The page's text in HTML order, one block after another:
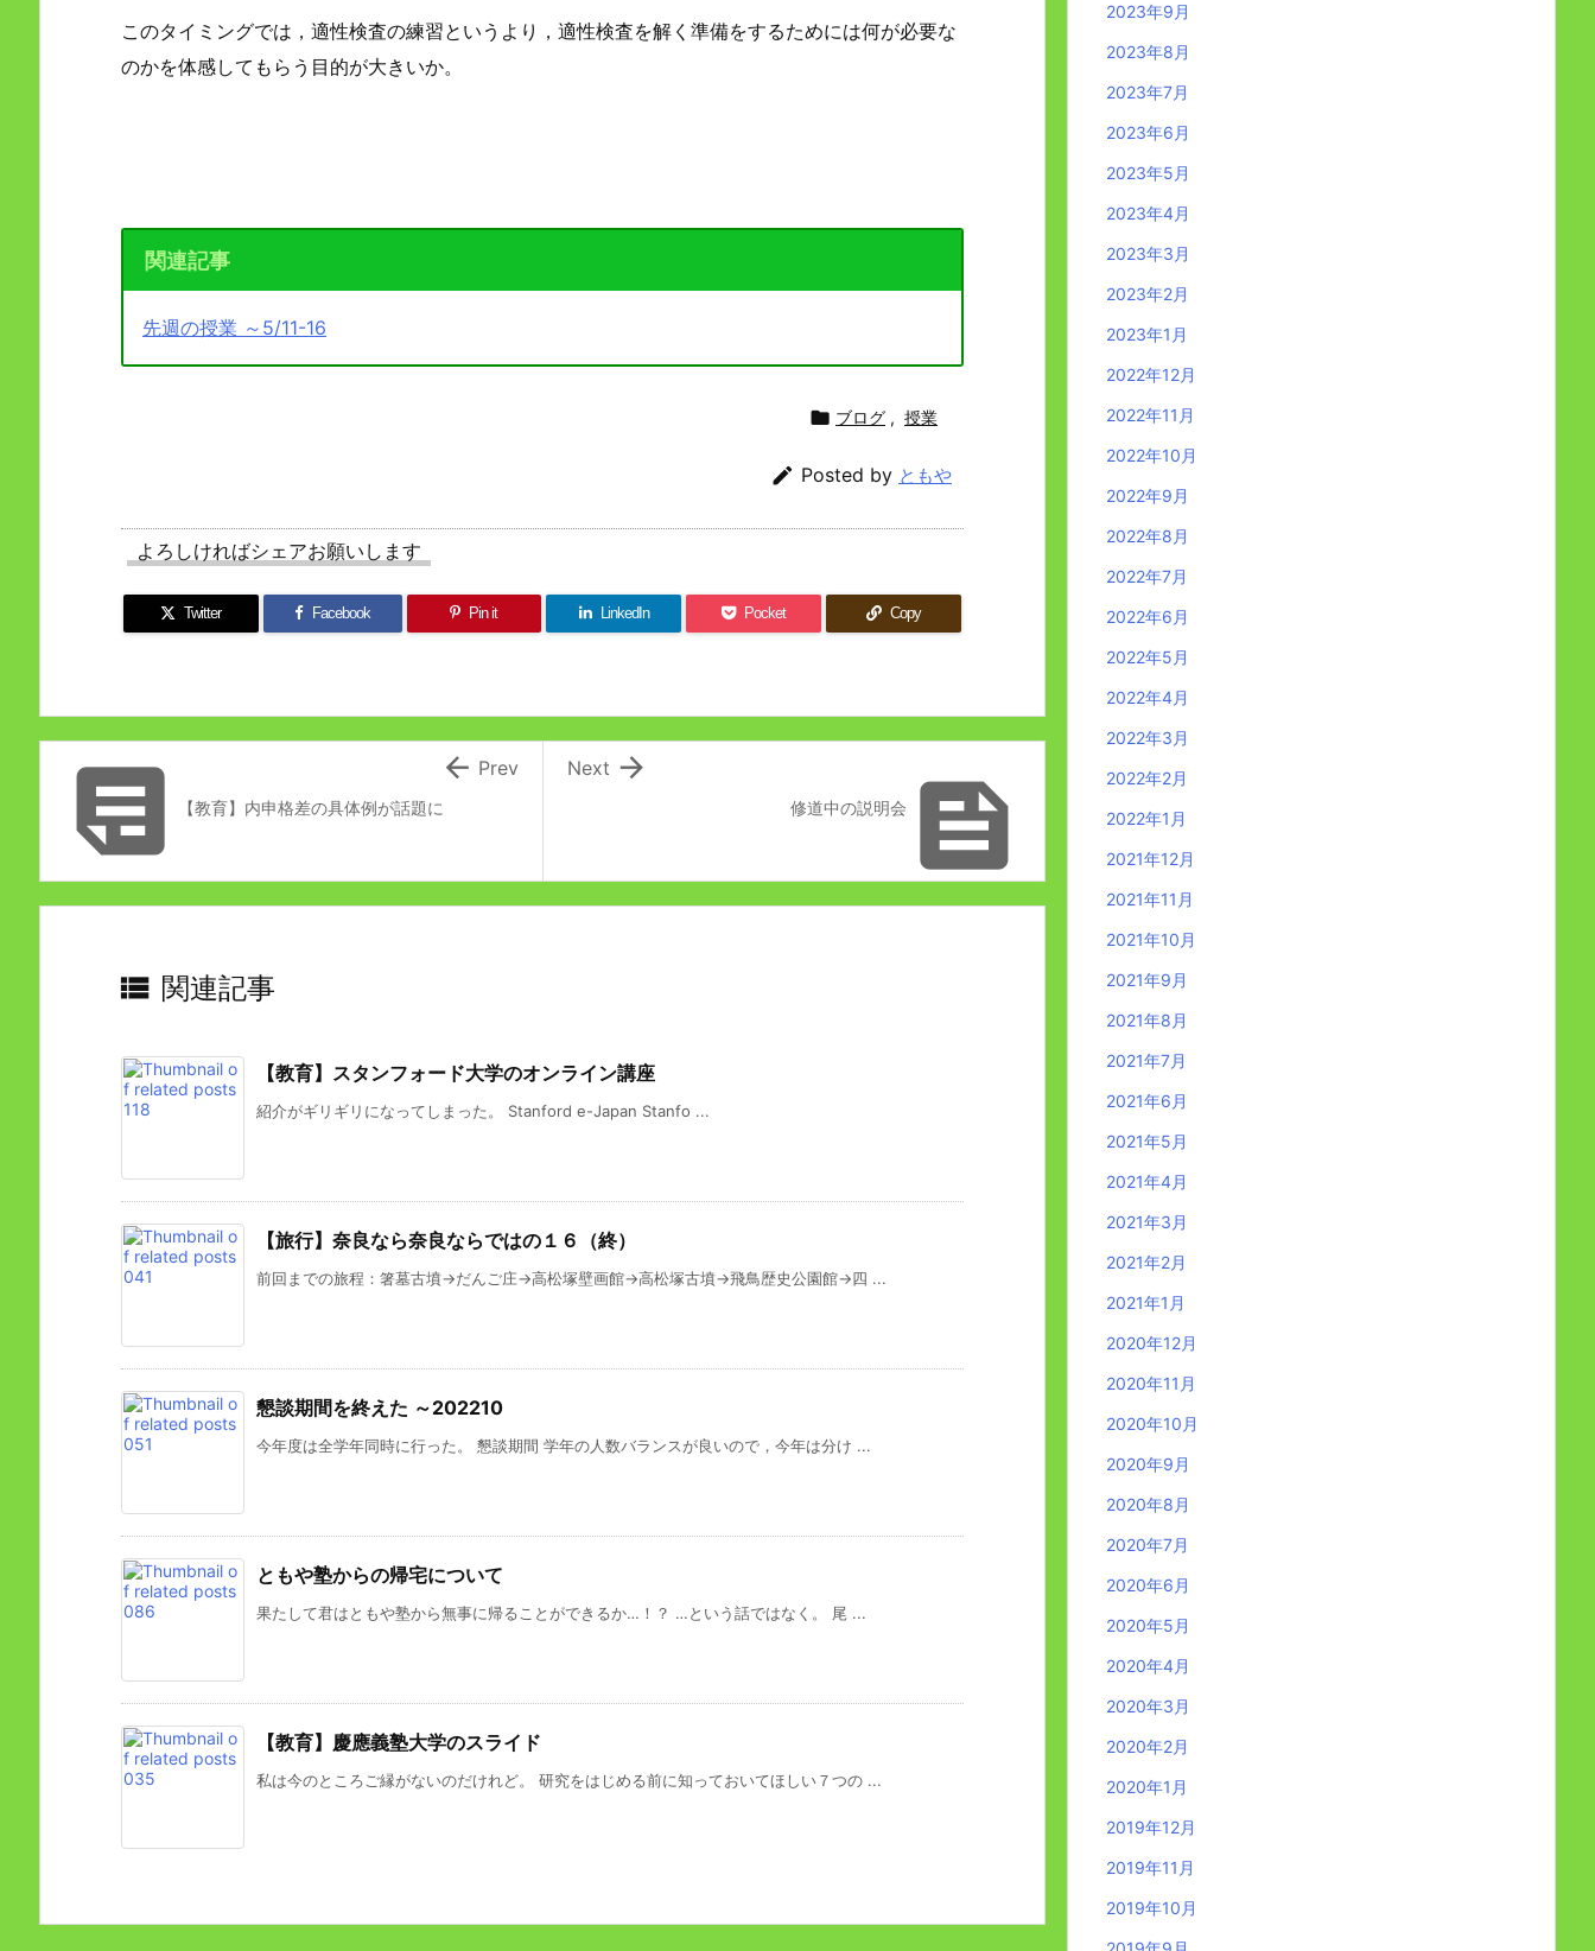
このタイミングでは，適性検査の練習というより，適性検査を解く準備をするためには何が必要な
のかを体感してもらう目的が大きいか。
関連記事
先週の授業 ～5/11-16
 ブログ , 授業
 Posted by ともや
よろしければシェアお願いします
Twitter Facebook Pin it LinkedIn Pocket Copy

修道中の説明会

Next
 【教育】内申格差の具体例が話題に
 Prev
 関連記事
【教育】スタンフォード大学のオンライン講座
紹介がギリギリになってしまった。 Stanford e-Japan Stanfo ...
【旅行】奈良なら奈良ならではの１６（終）
前回までの旅程：箸墓古墳→だんご庄→高松塚壁画館→高松塚古墳→飛鳥歴史公園館→四 ...
懇談期間を終えた ～202210
今年度は全学年同時に行った。 懇談期間 学年の人数バランスが良いので，今年は分け ...
ともや塾からの帰宅について
果たして君はともや塾から無事に帰ることができるか…！？ …という話ではなく。 尾 ...
【教育】慶應義塾大学のスライド
私は今のところご縁がないのだけれど。 研究をはじめる前に知っておいてほしい７つの ...
2023年9月
2023年8月
2023年7月
2023年6月
2023年5月
2023年4月
2023年3月
2023年2月
2023年1月
2022年12月
2022年11月
2022年10月
2022年9月
2022年8月
2022年7月
2022年6月
2022年5月
2022年4月
2022年3月
2022年2月
2022年1月
2021年12月
2021年11月
2021年10月
2021年9月
2021年8月
2021年7月
2021年6月
2021年5月
2021年4月
2021年3月
2021年2月
2021年1月
2020年12月
2020年11月
2020年10月
2020年9月
2020年8月
2020年7月
2020年6月
2020年5月
2020年4月
2020年3月
2020年2月
2020年1月
2019年12月
2019年11月
2019年10月